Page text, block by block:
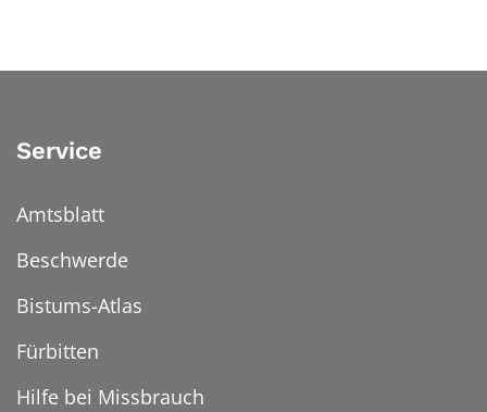
Service
Amtsblatt
Beschwerde
Bistums-Atlas
Fürbitten
Hilfe bei Missbrauch